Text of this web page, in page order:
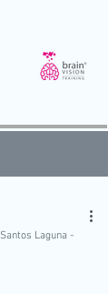
Laguna -